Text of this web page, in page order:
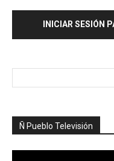
INICIAR SESIÓN
Ñ Pueblo Televisión